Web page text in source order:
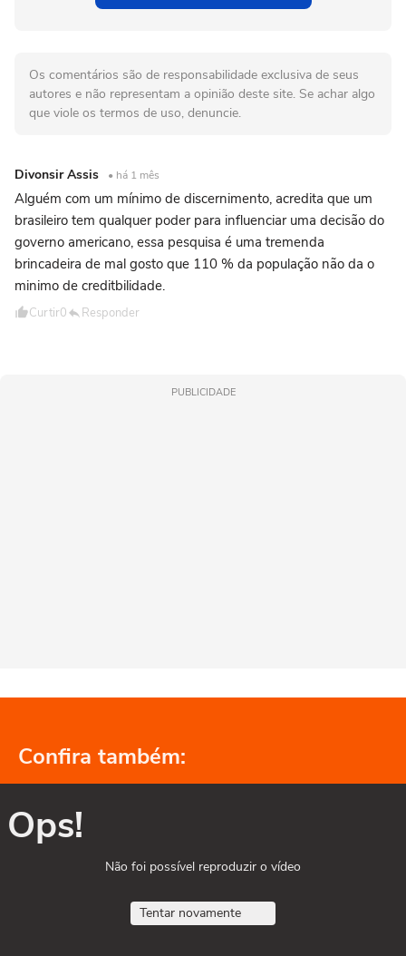
Os comentários são de responsabilidade exclusiva de seus
autores e não representam a opinião deste site. Se achar algo
que viole os termos de uso, denuncie.
Divonsir Assis • há 1 mês
Alguém com um mínimo de discernimento, acredita que um
brasileiro tem qualquer poder para influenciar uma decisão do
governo americano, essa pesquisa é uma tremenda
brincadeira de mal gosto que 110 % da população não da o
minimo de creditbilidade.
Curtir0 Responder
PUBLICIDADE
Confira também:
Ops!
Não foi possível reproduzir o vídeo
Tentar novamente